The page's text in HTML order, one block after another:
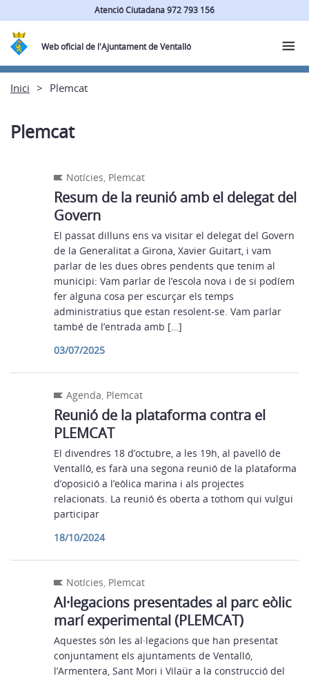
Atenció Ciutadana 972 793 156
Web oficial de l'Ajuntament de Ventalló
Inici Plemcat
Plemcat
Notícies, Plemcat
Resum de la reunió amb el delegat del
Govern
El passat dilluns ens va visitar el delegat del Govern
de la Generalitat a Girona, Xavier Guitart, i vam
parlar de les dues obres pendents que tenim al
municipi: Vam parlar de l’escola nova i de si podíem
fer alguna cosa per escurçar els temps
administratius que estan resolent-se. Vam parlar
també de l’entrada amb […]
03/07/2025
Agenda, Plemcat
Reunió de la plataforma contra el
PLEMCAT
El divendres 18 d’octubre, a les 19h, al pavelló de
Ventalló, es farà una segona reunió de la plataforma
d’oposició a l’eòlica marina i als projectes
relacionats. La reunió és oberta a tothom qui vulgui
participar
18/10/2024
Notícies, Plemcat
Al·legacions presentades al parc eòlic
marí experimental (PLEMCAT)
Aquestes són les al·legacions que han presentat
conjuntament els ajuntaments de Ventalló,
l’Armentera, Sant Mori i Vilaür a la construcció del